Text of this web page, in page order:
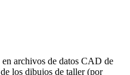
archivos de datos CAD de
los dibujos de taller (por